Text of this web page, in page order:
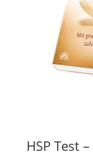
HSP Test